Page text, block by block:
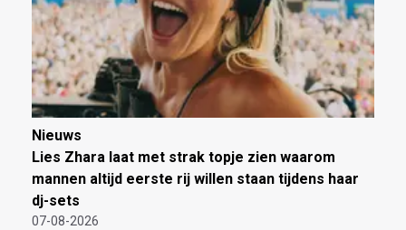
Nieuws
Lies Zhara laat met strak topje zien waarom
mannen altijd eerste rij willen staan tijdens haar
dj-sets
07-08-2026